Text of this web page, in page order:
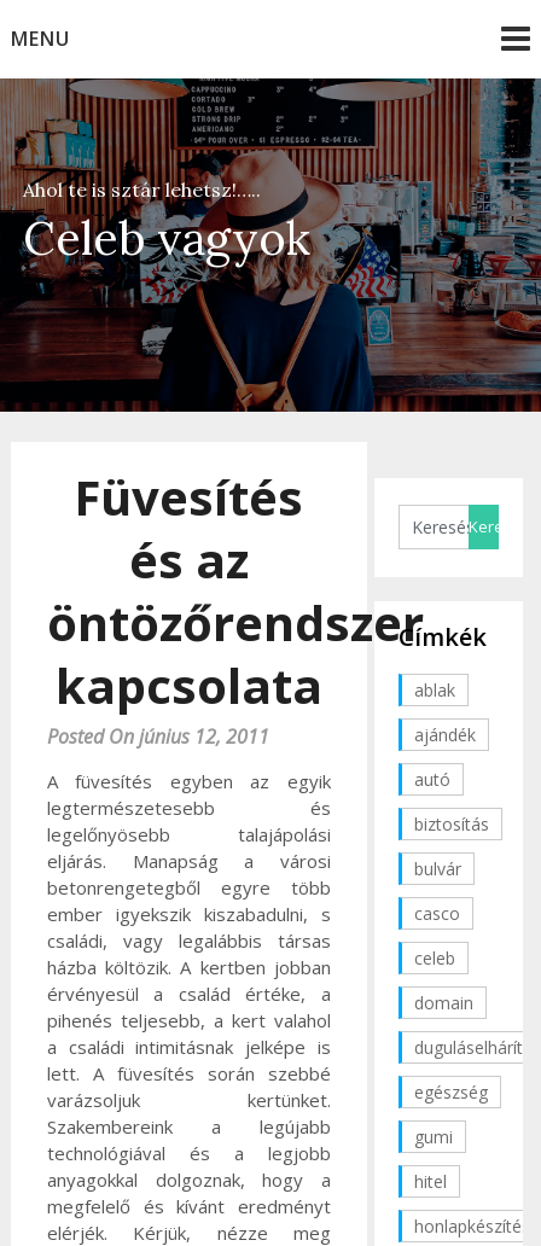
toMENU
Celeb vagyok
Ahol te is sztár lehetsz!…..
Füvesítés
és az
öntözőrendszer
kapcsolata
Posted On június 12, 2011
A füvesítés egyben az egyik
legtermészetesebb és
legelőnyösebb talajápolási
eljárás. Manapság a városi
betonrengetegből egyre több
ember igyekszik kiszabadulni, s
családi, vagy legalábbis társas
házba költözik. A kertben jobban
érvényesül a család értéke, a
pihenés teljesebb, a kert valahol
a családi intimitásnak jelképe is
lett. A füvesítés során szebbé
varázsoljuk kertünket.
Szakembereink a legújabb
technológiával és a legjobb
anyagokkal dolgoznak, hogy a
megfelelő és kívánt eredményt
elérjék. Kérjük, nézze meg
Címkék
ablak
ajándék
autó
biztosítás
bulvár
casco
celeb
domain
duguláselhárítás
egészség
gumi
hitel
honlapkészítés